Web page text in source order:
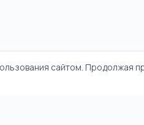
сайтом. Продолжая